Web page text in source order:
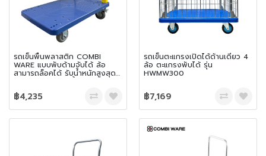
รถเข็นพื้นพลาสติก COMBI
WARE แบบพับด้ามจับได้ ล้อ
สามารถล็อคได้ รับน้ำหนักสูงสุด
฿4,235
รถเข็นตะแกรงเปิดได้ด้านเดียว 4
ล้อ ตะแกรงพับได้ รุ่น
HWMW300
฿7,169